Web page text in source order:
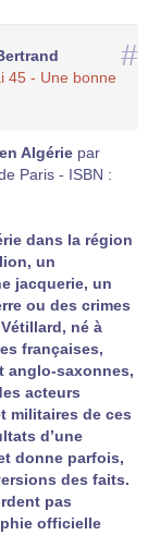
#
45 - Une bonne
Algérie par
Paris - ISBN :
dans la région
un
jacquerie, un
ou des crimes
né à
françaises,
anglo-saxonnes,
acteurs
militaires de ces
d’une
donne parfois,
des faits.
pas
officielle